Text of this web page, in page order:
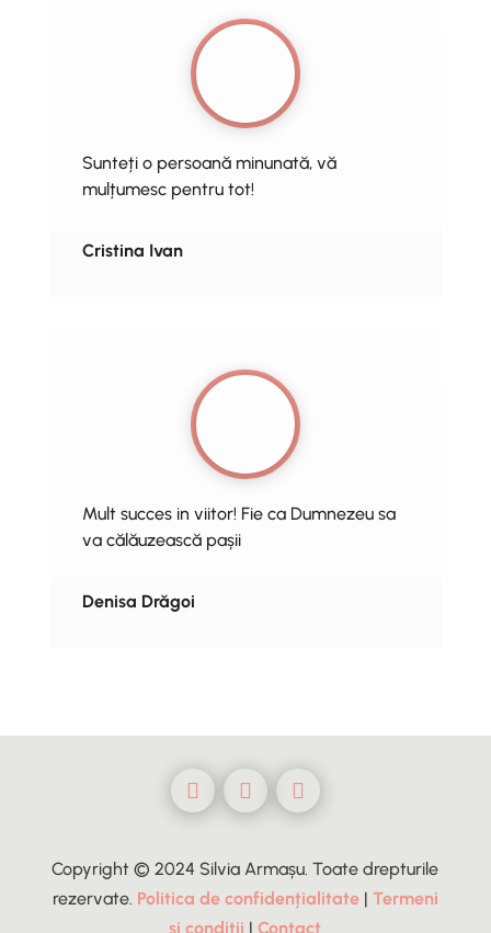
Sunteți o persoană minunată, vă
mulțumesc pentru tot!
Cristina Ivan
Mult succes in viitor! Fie ca Dumnezeu sa
va călăuzească pașii
Denisa Drăgoi
Copyright © 2024 Silvia Armașu. Toate drepturile
rezervate. Politica de confidențialitate | Termeni
și condiții |Contact